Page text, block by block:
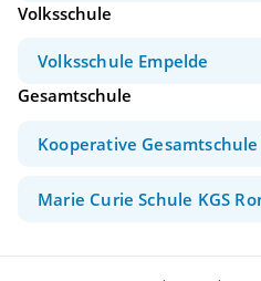
Volksschule
Volksschule Empelde
Gesamtschule
Kooperative
Marie Curie Schule KGS